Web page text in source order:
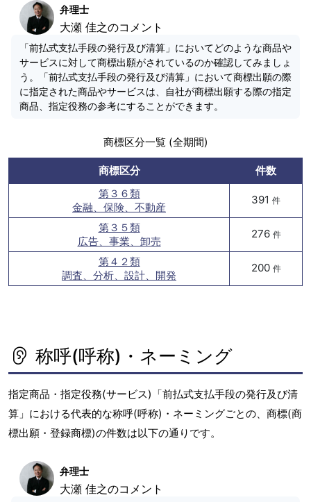
弁理士
大瀬 佳之のコメント
「前払式支払手段の発行及び清算」においてどのような商品や
サービスに対して商標出願がされているのか確認してみましょ
う。「前払式支払手段の発行及び清算」において商標出願の際
に指定された商品やサービスは、自社が商標出願する際の指定
商品、指定役務の参考にすることができます。
商標区分一覧 (全期間)
商標区分
件数
第３６類
金融、保険、不動産
391 件
第３５類
広告、事業、卸売
276 件
第４２類
調査、分析、設計、開発
200 件
称呼(呼称)・ネーミング
指定商品・指定役務(サービス)「前払式支払手段の発行及び清
算」における代表的な称呼(呼称)・ネーミングごとの、商標(商
標出願・登録商標)の件数は以下の通りです。
弁理士
大瀬 佳之のコメント